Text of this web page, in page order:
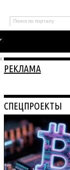
РЕКЛАМА
СПЕЦПРОЕКТЫ